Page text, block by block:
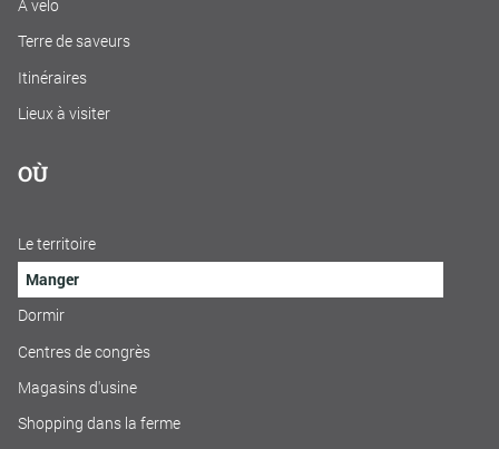
À vélo
Terre de saveurs
Itinéraires
Lieux à visiter
OÙ
Le territoire
Manger
Dormir
Centres de congrès
Magasins d'usine
Shopping dans la ferme